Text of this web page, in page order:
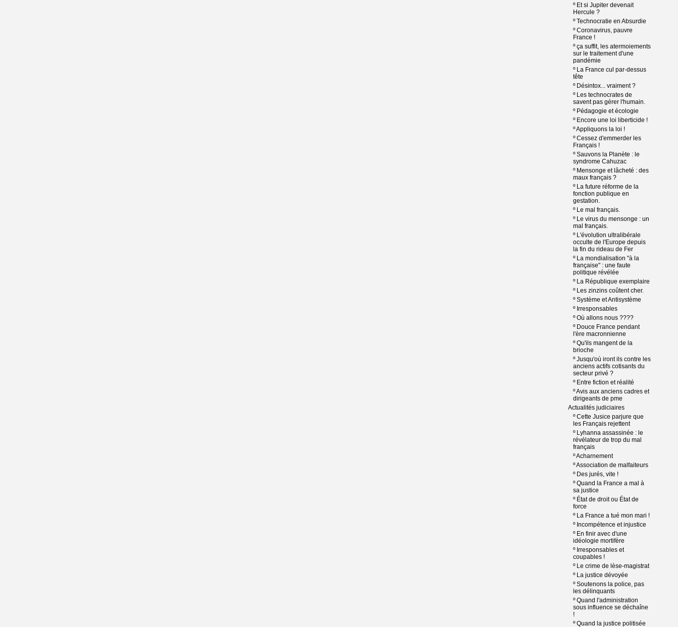
º Et si Jupiter devenait
Hercule ?
ºTechnocratie en Absurdie
ºCoronavirus, pauvre
France !
ºça suffit, les atermoiements
sur le traitement d'une
pandémie
º La France cul par-dessus
tête
º Désintox... vraiment ?
º Les technocrates de
savent pas gérer l'humain.
º Pédagogie et écologie
º Encore une loi liberticide !
ºAppliquons la loi !
ºCessez d'emmerder les
Français !
ºSauvons la Planète : le
syndrome Cahuzac
º Mensonge et lâcheté : des
maux français ?
º La future réforme de la
fonction publique en
gestation.
º Le mal français.
º Le virus du mensonge : un
mal français.
º L'évolution ultralibérale
occulte de l'Europe depuis
la fin du rideau de Fer
º La mondialisation "à la
française" : une faute
politique révélée
º La République exemplaire
º Les zinzins coûtent cher.
ºSystème et Antisystème
º Irresponsables
ºOù allons nous ????
º Douce France pendant
l'ère macronnienne
ºQu'ils mangent de la
brioche
ºJusqu'où iront ils contre les
anciens actifs cotisants du
secteur privé ?
º Entre fiction et réalité
ºAvis aux anciens cadres et
dirigeants de pme
Actualités judiciaires
ºCette Jusice parjure que
les Français rejettent
º Lyhanna assassinée : le
révélateur de trop du mal
français
ºAcharnement
ºAssociation de malfaiteurs
º Des jurés, vite !
ºQuand la France a mal à
sa justice
º État de droit ou État de
force
º La France a tué mon mari !
º Incompétence et injustice
º En finir avec d'une
idéologie mortifère
º Irresponsables et
coupables !
º Le crime de lèse-magistrat
º La justice dévoyée
ºSoutenons la police, pas
les délinquants
ºQuand l'administration
sous influence se déchaîne
!
ºQuand la justice politisée